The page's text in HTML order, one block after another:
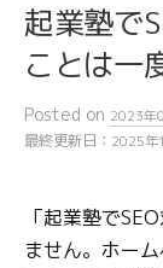
起業塾で
ことは一
Posted on 2023年
最終更新日： 2025年
「起業塾で
ません。ホー